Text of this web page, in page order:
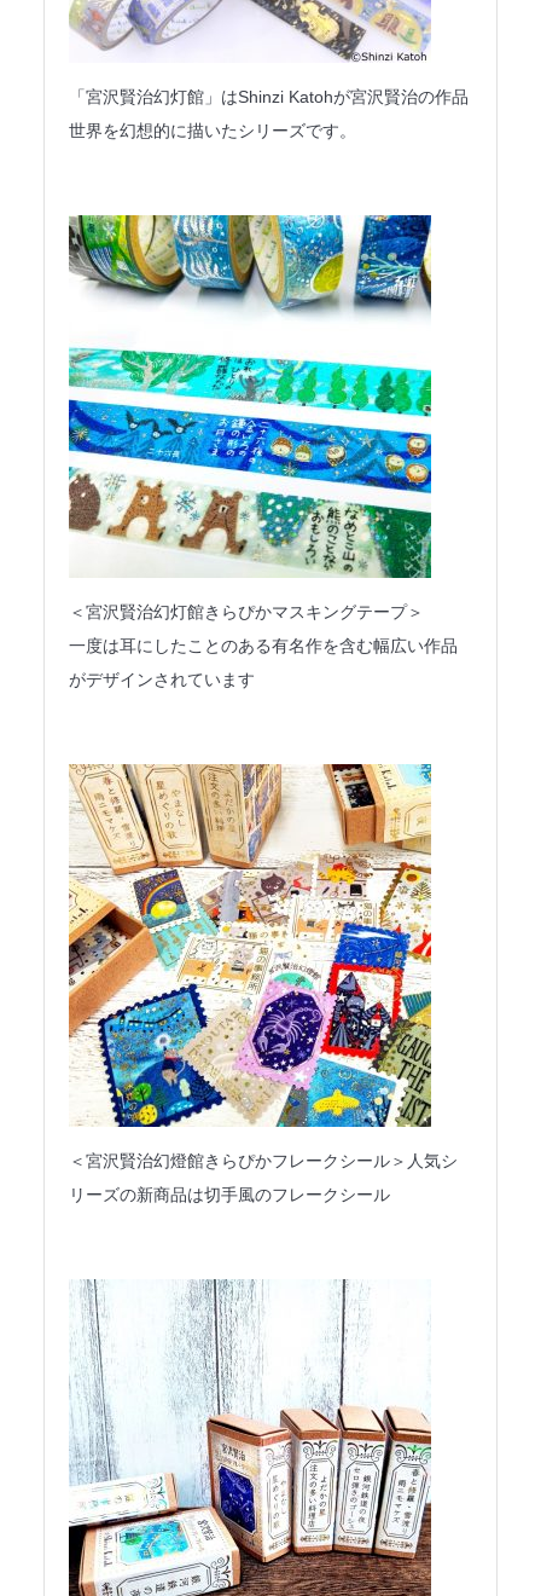
「宮沢賢治幻灯館」はShinzi Katohが宮沢賢治の作品
世界を幻想的に描いたシリーズです。
＜宮沢賢治幻灯館きらぴかマスキングテープ＞
一度は耳にしたことのある有名作を含む幅広い作品
がデザインされています
＜宮沢賢治幻燈館きらぴかフレークシール＞人気シ
リーズの新商品は切手風のフレークシール